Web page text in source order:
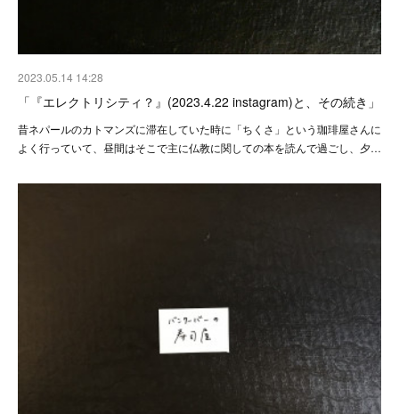
2023.05.14 14:28
「『エレクトリシティ？』(2023.4.22 instagram)と、その続き」
昔ネパールのカトマンズに滞在していた時に「ちくさ」という珈琲屋さんに
よく行っていて、昼間はそこで主に仏教に関しての本を読んで過ごし、夕…